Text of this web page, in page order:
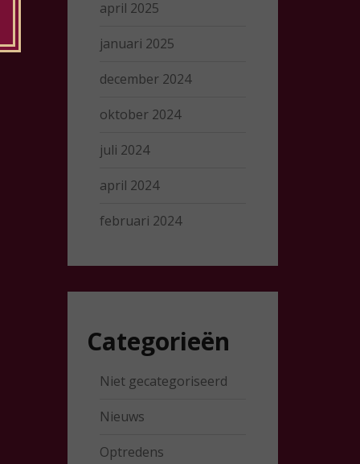
april 2025
januari 2025
december 2024
oktober 2024
juli 2024
april 2024
februari 2024
Categorieën
Niet gecategoriseerd
Nieuws
Optredens